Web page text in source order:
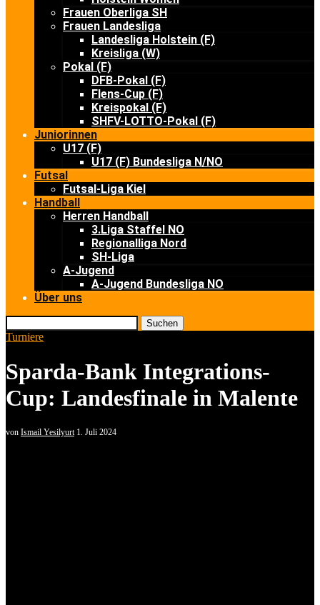
Frauen Oberliga SH
Frauen Landesliga
Landesliga Holstein (F)
Kreisliga (W)
Pokal (F)
DFB-Pokal (F)
Flens-Cup (F)
Kreispokal (F)
SHFV-LOTTO-Pokal (F)
Juniorinnen
U17 (F)
U17 (F) Bundesliga N/NO
Futsal
Futsal-Liga Kiel
Handball
Herren Handball
3.Liga Staffel NO
Regionalliga Nord
SH-Liga
A-Jugend
A-Jugend Bundesliga NO
Über uns
Suchen
Turniere
Sparda-Bank Integrations-
Cup: Landesfinale in Malente
von Ismail Yesilyurt 1. Juli 2024